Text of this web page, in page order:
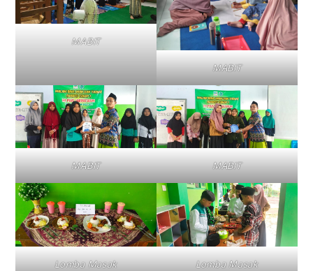
MABIT
MABIT
MABIT MABIT
Lomba Masak Lomba Masak